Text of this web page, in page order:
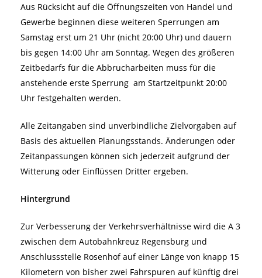
Aus Rücksicht auf die Öffnungszeiten von Handel und
Gewerbe beginnen diese weiteren Sperrungen am
Samstag erst um 21 Uhr (nicht 20:00 Uhr) und dauern
bis gegen 14:00 Uhr am Sonntag. Wegen des größeren
Zeitbedarfs für die Abbrucharbeiten muss für die
anstehende erste Sperrung am Startzeitpunkt 20:00
Uhr festgehalten werden.
Alle Zeitangaben sind unverbindliche Zielvorgaben auf
Basis des aktuellen Planungsstands. Änderungen oder
Zeitanpassungen können sich jederzeit aufgrund der
Witterung oder Einflüssen Dritter ergeben.
Hintergrund
Zur Verbesserung der Verkehrsverhältnisse wird die A 3
zwischen dem Autobahnkreuz Regensburg und
Anschlussstelle Rosenhof auf einer Länge von knapp 15
Kilometern von bisher zwei Fahrspuren auf künftig drei